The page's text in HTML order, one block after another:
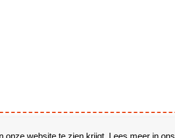
website te zien krijgt. Lees meer in ons